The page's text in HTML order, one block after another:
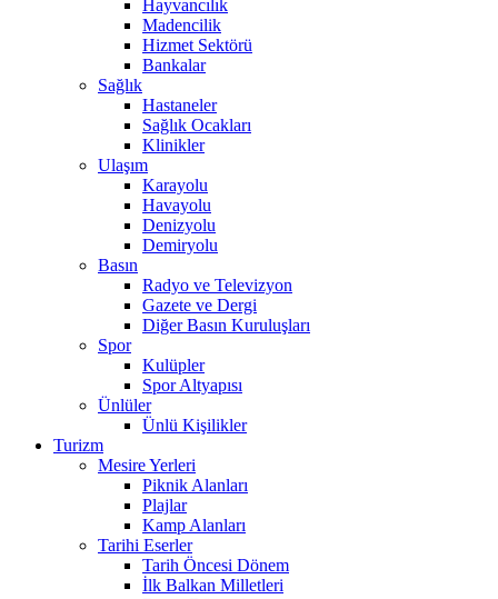
Hayvancılık
Madencilik
Hizmet Sektörü
Bankalar
Sağlık
Hastaneler
Sağlık Ocakları
Klinikler
Ulaşım
Karayolu
Havayolu
Denizyolu
Demiryolu
Basın
Radyo ve Televizyon
Gazete ve Dergi
Diğer Basın Kuruluşları
Spor
Kulüpler
Spor Altyapısı
Ünlüler
Ünlü Kişilikler
Turizm
Mesire Yerleri
Piknik Alanları
Plajlar
Kamp Alanları
Tarihi Eserler
Tarih Öncesi Dönem
İlk Balkan Milletleri